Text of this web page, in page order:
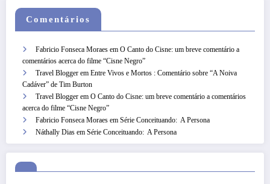
Comentários
Fabricio Fonseca Moraes em O Canto do Cisne: um breve comentário a
comentários acerca do filme “Cisne Negro”
Travel Blogger em Entre Vivos e Mortos : Comentário sobre “A Noiva
Cadáver” de Tim Burton
Travel Blogger em O Canto do Cisne: um breve comentário a comentários
acerca do filme “Cisne Negro”
Fabricio Fonseca Moraes em Série Conceituando: A Persona
Náthally Dias em Série Conceituando: A Persona